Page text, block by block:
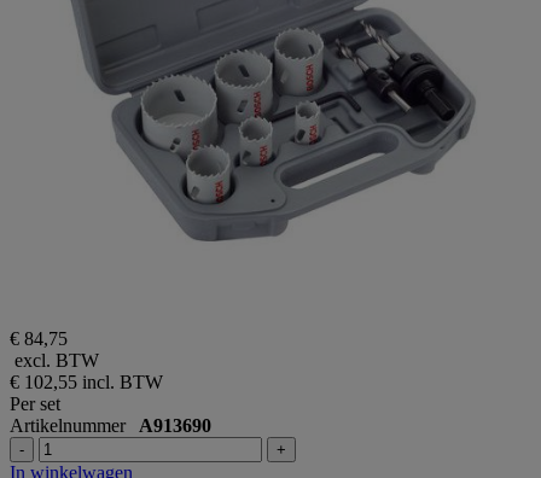
€ 84,75
excl. BTW
€ 102,55 incl. BTW
Per set
Artikelnummer A913690
- +
In winkelwagen